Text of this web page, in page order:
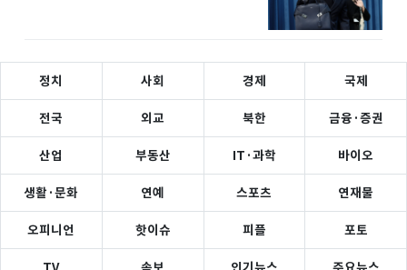
정치 사회 경제 국제
전국 외교 북한 금융·증권
산업 부동산 IT·과학 바이오
생활·문화 연예 스포츠 연재물
오피니언 핫이슈 피플 포토